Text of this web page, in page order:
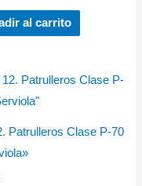
al carrito
Patrulleros Clase P-70